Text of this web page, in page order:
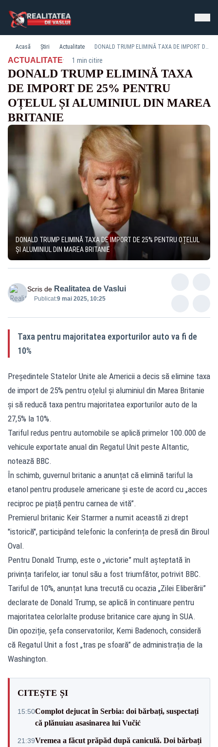
Acasă Știri Actualitate DONALD TRUMP ELIMINĂ TAXA DE IMPORT DE 25% PENTRU OȚELUL ȘI ALUMINIUL DIN MAREA BRITANIE
ACTUALITATE· 1 min citire
DONALD TRUMP ELIMINĂ TAXA
DE IMPORT DE 25% PENTRU
OȚELUL ȘI ALUMINIUL DIN MAREA
BRITANIE
DONALD TRUMP ELIMINĂ TAXA DE IMPORT DE 25% PENTRU OȚELUL
ȘI ALUMINIUL DIN MAREA BRITANIE
Scris de Realitatea de Vaslui
Publicat:9 mai 2025, 10:25
Taxa pentru majoritatea exporturilor auto va fi de
10%
Președintele Statelor Unite ale Americii a decis să elimine taxa
de import de 25% pentru oțelul și aluminiul din Marea Britanie
și să reducă taxa pentru majoritatea exporturilor auto de la
27,5% la 10%.
Tariful redus pentru automobile se aplică primelor 100.000 de
vehicule exportate anual din Regatul Unit peste Altantic,
notează BBC.
În schimb, guvernul britanic a anunțat că elimină tariful la
etanol pentru produsele americane și este de acord cu „acces
reciproc pe piață pentru carnea de vită”.
Premierul britanic Keir Starmer a numit această zi drept
"istorică", participând telefonic la conferința de presă din Biroul
Oval.
Pentru Donald Trump, este o „victorie” mult așteptată în
privința tarifelor, iar tonul său a fost triumfător, potrivit BBC.
Tariful de 10%, anunțat luna trecută cu ocazia „Zilei Eliberării”
declarate de Donald Trump, se aplică în continuare pentru
majoritatea celorlalte produse britanice care ajung în SUA.
Din opoziție, șefa conservatorilor, Kemi Badenoch, consideră
că Regatul Unit a fost „tras pe sfoară” de administrația de la
Washington.
CITEȘTE ȘI
15:50Complot dejucat în Serbia: doi bărbați, suspectați
că plănuiau asasinarea lui Vučić
21:39Vremea a făcut prăpăd după caniculă. Doi bărbați